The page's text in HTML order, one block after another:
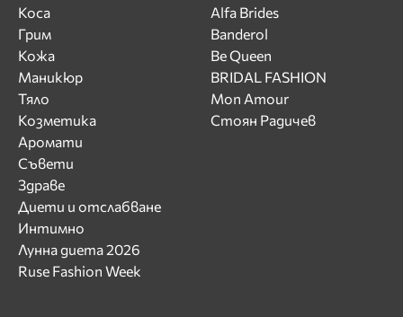
Коса
Грим
Кожа
Маникюр
Тяло
Козметика
Аромати
Съвети
Здраве
Диети и отслабване
Интимно
Лунна диета 2026
Ruse Fashion Week
Alfa Brides
Banderol
Be Queen
BRIDAL FASHION
Mon Amour
Стоян Радичев